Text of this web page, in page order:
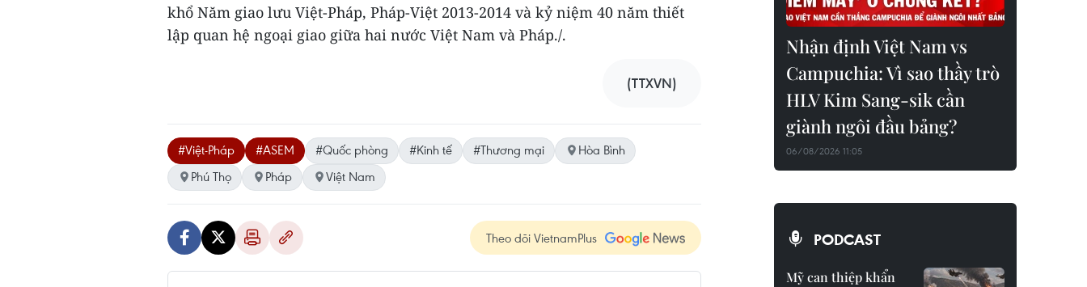
khổ Năm giao lưu Việt-Pháp, Pháp-Việt 2013-2014 và kỷ niệm 40 năm thiết
lập quan hệ ngoại giao giữa hai nước Việt Nam và Pháp./.
(TTXVN)
#Việt-Pháp #ASEM #Quốc phòng #Kinh tế #Thương mại
Hòa Bình
Phú Thọ
Pháp Việt Nam
Theo dõi VietnamPlus
Nhận định Việt Nam vs
Campuchia: Vì sao thầy trò
HLV Kim Sang-sik cần
giành ngôi đầu bảng?
06/08/2026 11:05
PODCAST
Mỹ can thiệp khẩn